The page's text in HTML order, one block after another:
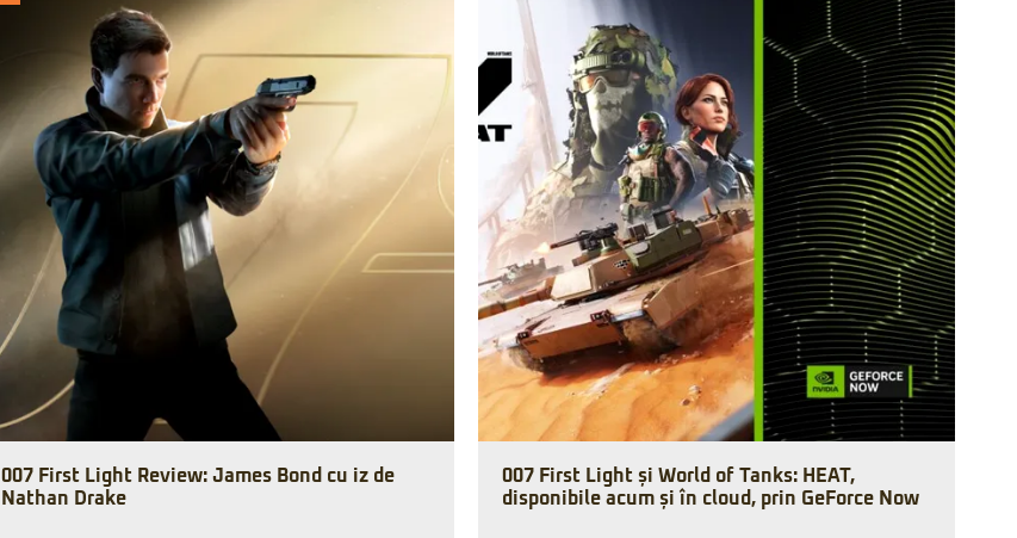
007 First Light Review: James Bond cu iz de
Nathan Drake
007 First Light și World of Tanks: HEAT,
disponibile acum și în cloud, prin GeForce Now